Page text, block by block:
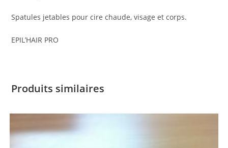
Spatules jetables pour cire chaude, visage et corps.
EPIL’HAIR PRO
Produits similaires